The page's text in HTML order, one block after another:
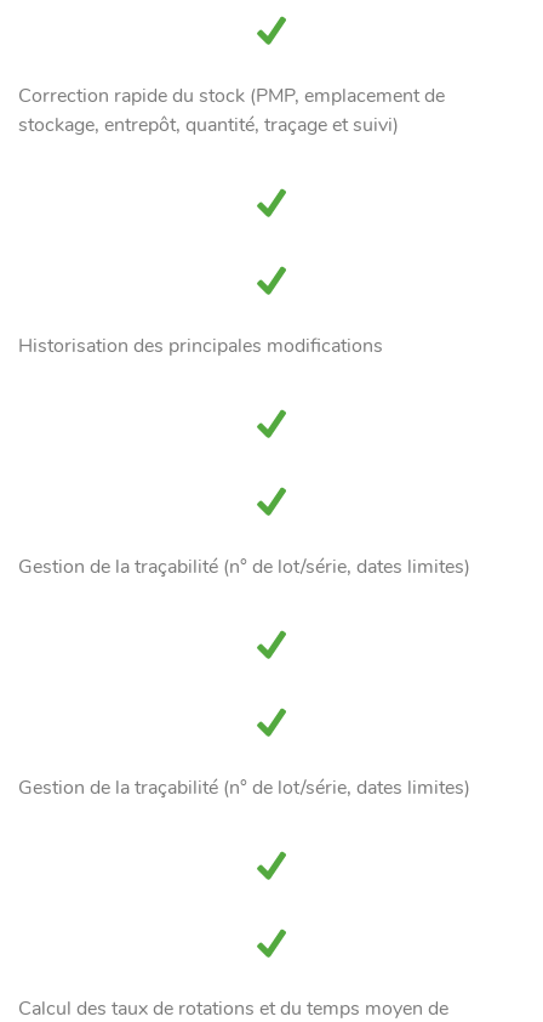
Correction rapide du stock (PMP, emplacement de
stockage, entrepôt, quantité, traçage et suivi)
Historisation des principales modifications
Gestion de la traçabilité (n° de lot/série, dates limites)
Gestion de la traçabilité (n° de lot/série, dates limites)
Calcul des taux de rotations et du temps moyen de